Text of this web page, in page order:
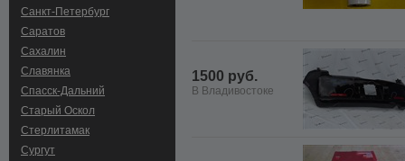
Санкт-Петербург
Саратов
Сахалин
Славянка
Спасск-Дальний
Старый Оскол
Стерлитамак
Сургут
1500 руб.
В Владивостоке